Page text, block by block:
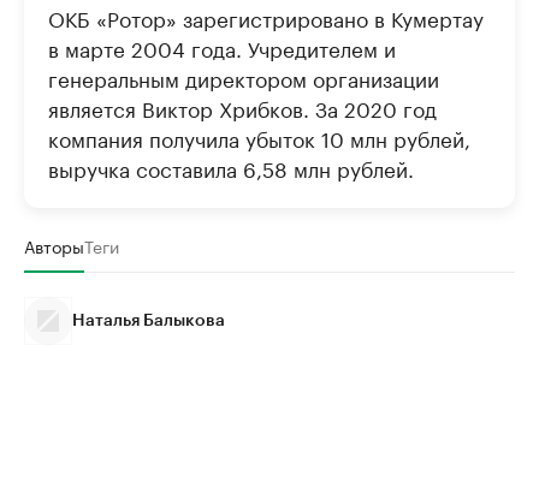
ОКБ «Ротор» зарегистрировано в Кумертау
в марте 2004 года. Учредителем и
генеральным директором организации
является Виктор Хрибков. За 2020 год
компания получила убыток 10 млн рублей,
выручка составила 6,58 млн рублей.
АвторыТеги
Наталья Балыкова